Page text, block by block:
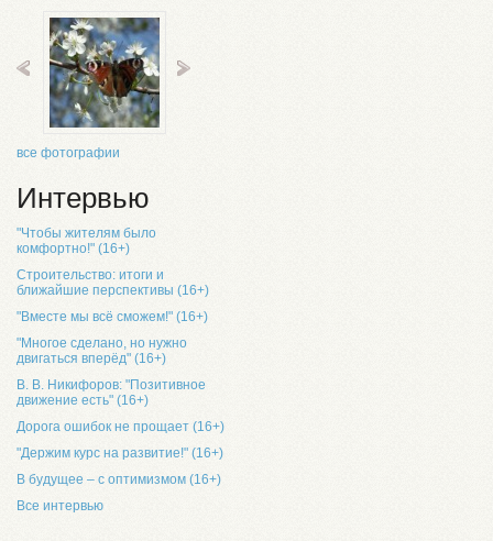
все фотографии
Интервью
"Чтобы жителям было
комфортно!" (16+)
Строительство: итоги и
ближайшие перспективы (16+)
"Вместе мы всё сможем!" (16+)
"Многое сделано, но нужно
двигаться вперёд" (16+)
В. В. Никифоров: "Позитивное
движение есть" (16+)
Дорога ошибок не прощает (16+)
"Держим курс на развитие!" (16+)
В будущее – с оптимизмом (16+)
Все интервью